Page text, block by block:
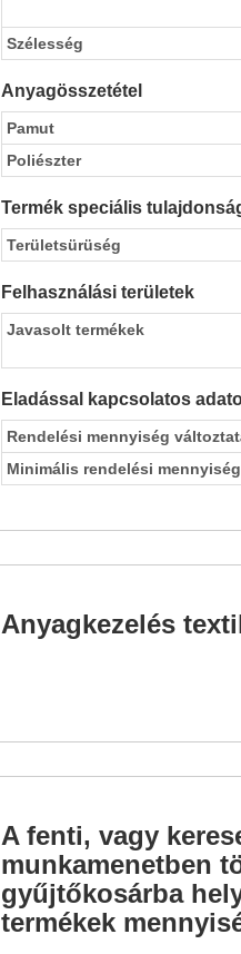
Szélesség
Anyagösszetétel
Pamut
Poliészter
Termék speciális
Területsürüség
Felhasználási területek
Javasolt termékek
Eladással kapcsolatos
Rendelési mennyiség
Minimális rendelési mennyiség
Anyagkezelés
A fenti, vagy
munkamenetben
gyűjtőkosárba
termékek